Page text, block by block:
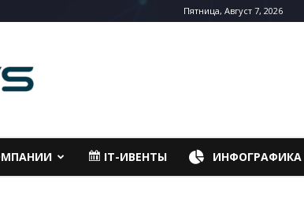
Пятница, Август 7, 2026
IT-ИВЕНТЫ ИНФОГРАФИКА